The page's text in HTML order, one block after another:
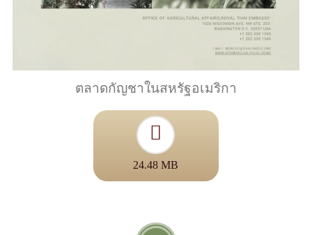
ตลาดกัญชาในสหรัฐอเมริกา
24.48 MB